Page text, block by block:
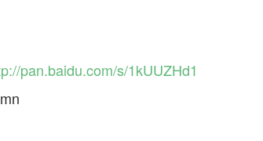
pan.baidu.com/s/1kUUZHd1